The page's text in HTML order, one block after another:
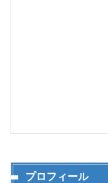
プロフィール